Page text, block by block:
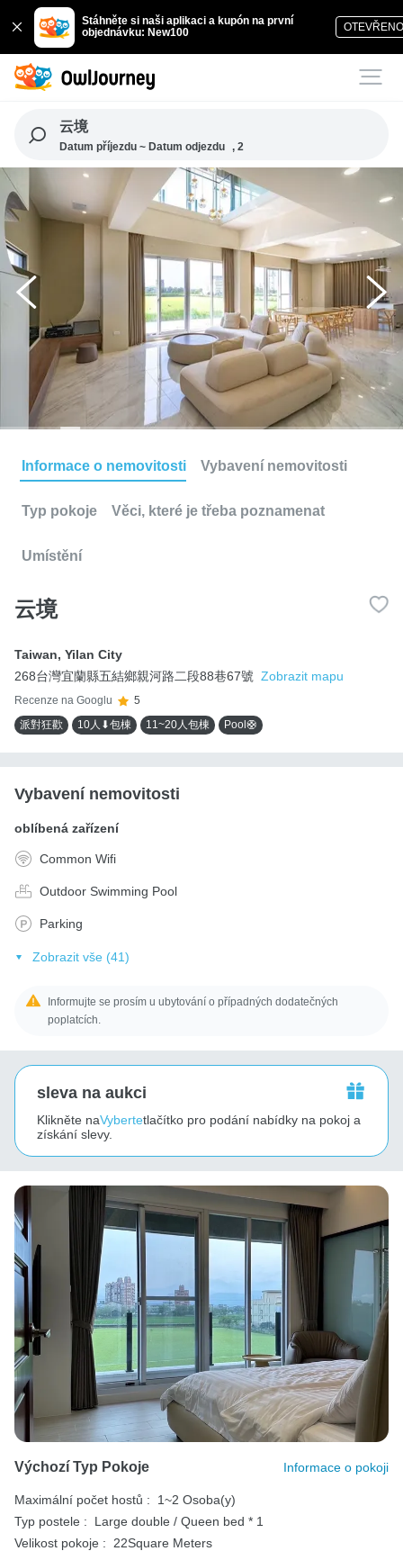
Stáhněte si naši aplikaci a kupón na první
objednávku: New100
云境
Datum příjezdu ~ Datum odjezdu , 2
Informace o nemovitosti Vybavení nemovitosti
Typ pokoje Věci, které je třeba poznamenat
Umístění
云境
Taiwan, Yilan City
268台灣宜蘭縣五結鄉親河路二段88巷67號 Zobrazit mapu
Recenze na Googlu
5
派對狂歡
10人⬇包棟 11~20人包棟 Pool🛟
Vybavení nemovitosti
oblíbená zařízení
Common Wifi
Outdoor Swimming Pool
Parking
Zobrazit vše (41)
Informujte se prosím u ubytování o případných dodatečných
poplatcích.
sleva na aukci
Klikněte naVybertetlačítko pro podání nabídky na pokoj a
získání slevy.
Výchozí Typ Pokoje Informace o pokoji
Maximální počet hostů :
1~2 Osoba(y)
Typ postele :
Large double / Queen bed * 1
Velikost pokoje :
22Square Meters